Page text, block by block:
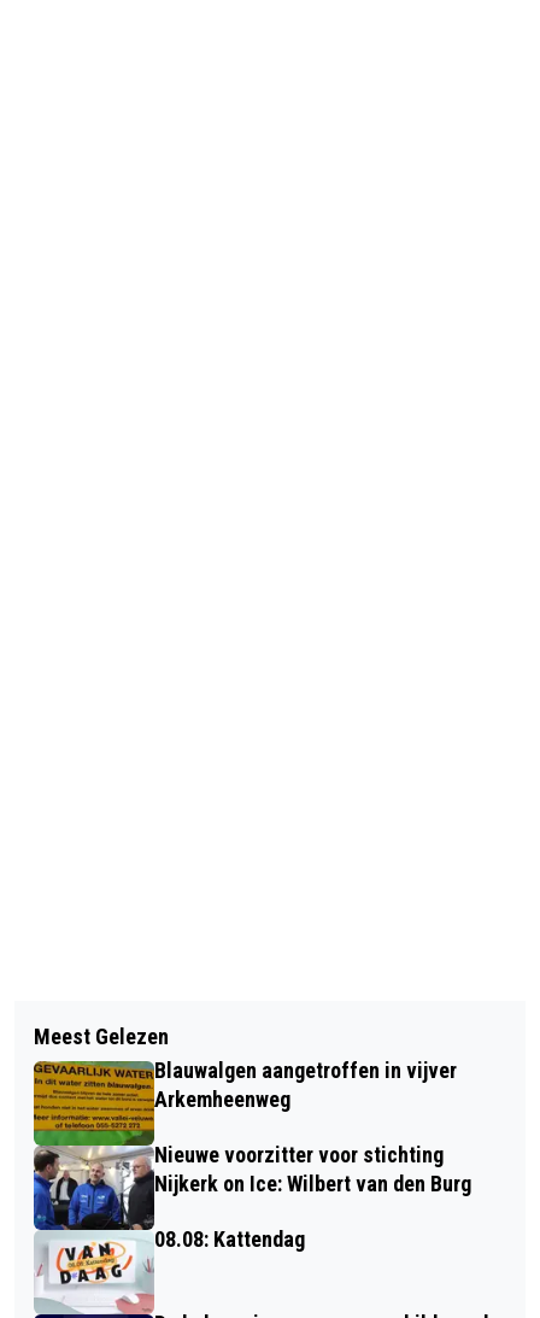
30 JULI: INTERNATIONALE DAG VAN
DE VRIENDSCHAP
BLAUWALG AANGETROFFEN AAN DE
DR. F.W. KLAARENBEEKSINGEL
Meest Gelezen
Blauwalgen aangetroffen in vijver
Arkemheenweg
Nieuwe voorzitter voor stichting
Nijkerk on Ice: Wilbert van den Burg
08.08: Kattendag